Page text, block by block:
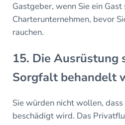
Gastgeber, wenn Sie ein
Charterunternehmen, bevor
rauchen.
15. Die Ausrüstung
Sorgfalt behandelt
Sie würden nicht wollen,
beschädigt wird. Das